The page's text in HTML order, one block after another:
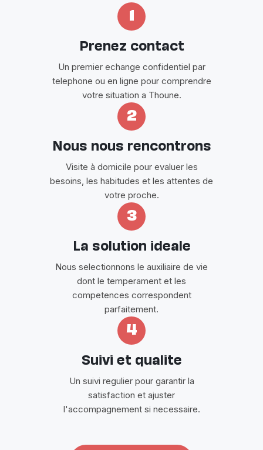
Prenez contact
Un premier echange confidentiel par
telephone ou en ligne pour comprendre
votre situation a Thoune.
2
Nous nous rencontrons
Visite à domicile pour evaluer les
besoins, les habitudes et les attentes de
votre proche.
3
La solution ideale
Nous selectionnons le auxiliaire de vie
dont le temperament et les
competences correspondent
parfaitement.
4
Suivi et qualite
Un suivi regulier pour garantir la
satisfaction et ajuster
l'accompagnement si necessaire.